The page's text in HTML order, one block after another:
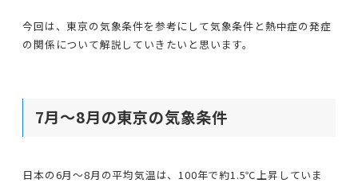
今回は、東京の気象条件を参考にして気象条件と熱中症の発症
の関係について解説していきたいと思います。
7月〜8月の東京の気象条件
日本の6月〜8月の平均気温は、100年で約1.5℃上昇していま